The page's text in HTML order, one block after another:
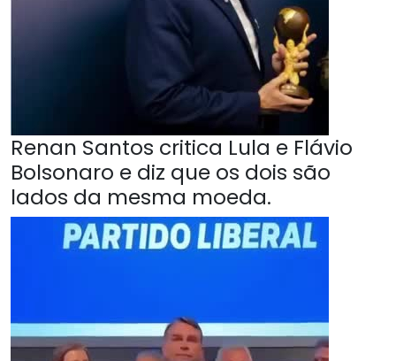
Renan Santos critica Lula e Flávio
Bolsonaro e diz que os dois são
lados da mesma moeda.